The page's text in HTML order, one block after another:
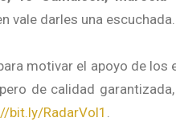
vale darles una escuchada.
motivar el apoyo de los
de calidad
bit.ly/RadarVol1 .